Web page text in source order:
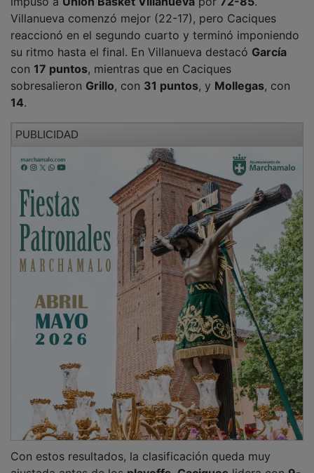
Villanueva comenzó mejor (22-17), pero Caciques
reaccionó en el segundo cuarto y terminó imponiendo
su ritmo hasta el final. En Villanueva destacóGarcía
con17 puntos , mientras que en Caciques
sobresalieronGrillo, con 31 puntos, yMollegas
14.
ajustada antes de los playoffs .Caciqueslidera con